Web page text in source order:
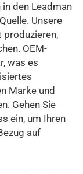
den Leadman
Unsere
produzieren,
OEM-
was es
Marke und
Gehen Sie
ein, um Ihren
auf